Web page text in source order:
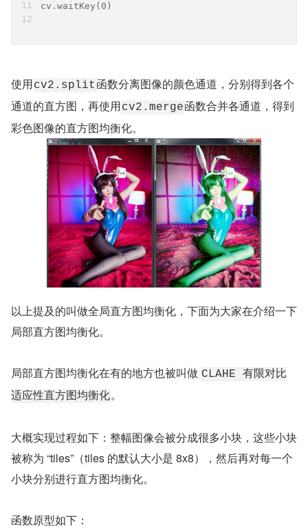
cv.waitKey(0)
使用cv2.split 函数分离图像的颜色通道，分别得到各个
通道的直方图，再使用cv2.merge函数合并各通道，得到
彩色图像的直方图均衡化。
以上提及的叫做全局直方图均衡化，下面为大家在介绍一下
局部直方图均衡化。
局部直方图均衡化在有的地方也被叫做 CLAHE 有限对比
适应性直方图均衡化。
大概实现过程如下：整幅图像会被分成很多小块，这些小块
被称为 “tiles”（tiles 的默认大小是 8x8），然后再对每一个
小块分别进行直方图均衡化。
函数原型如下：